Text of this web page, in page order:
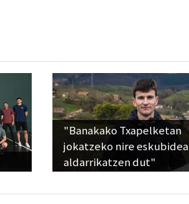
"Banakako Txapelketan
jokatzeko nire eskubidea
aldarrikatzen dut"